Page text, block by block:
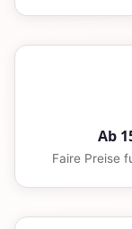
Ab
Faire Preise